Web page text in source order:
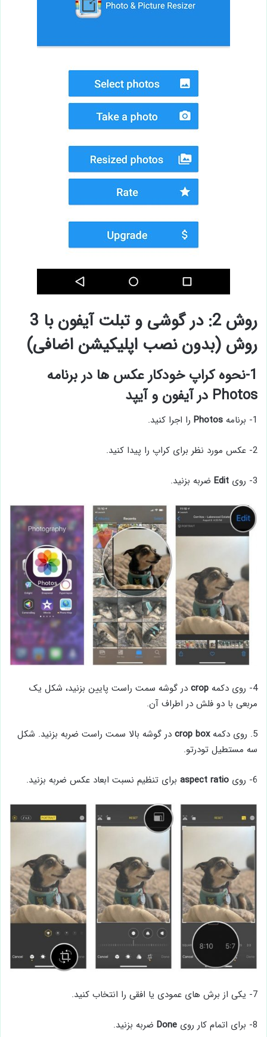
روش 2: در گوشی و تبلت آیفون با 3
روش (بدون نصب اپلیکیشن اضافی)
1-نحوه کراپ خودکار عکس ها در برنامه
Photos در آیفون و آیپد
1- برنامه Photos را اجرا کنید.
2- عکس مورد نظر برای کراپ را پیدا کنید.
3- روی Edit ضربه بزنید.
4- روی دکمه crop در گوشه سمت راست پایین بزنید، شکل یک
مربعی با دو فلش در اطراف آن.
5. روی دکمه crop box در گوشه بالا سمت راست ضربه بزنید. شکل
سه مستطیل تودرتو.
6- روی aspect ratio برای تنظیم نسبت ابعاد عکس ضربه بزنید.
7- یکی از برش های عمودی یا افقی را انتخاب کنید.
8- برای اتمام کار روی Done ضربه بزنید.